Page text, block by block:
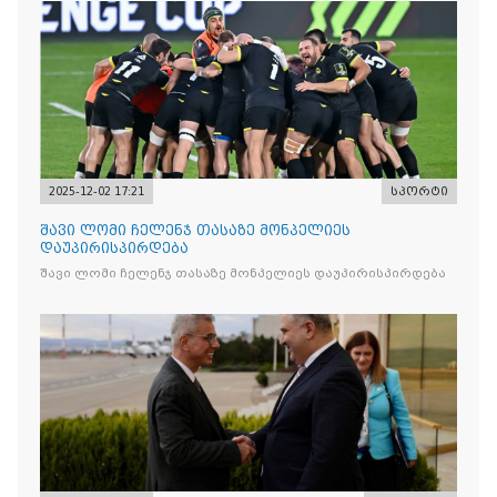
2025-12-02 17:21 სპორტი
შავი ლომი ჩელენჯ თასაზე მონპელიეს
დაუპირისპირდება
შავი ლომი ჩელენჯ თასაზე მონპელიეს დაუპირისპირდება